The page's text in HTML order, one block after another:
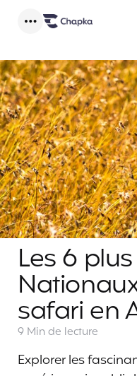
Les 6
safari en
9 Min de lecture
Explorer les